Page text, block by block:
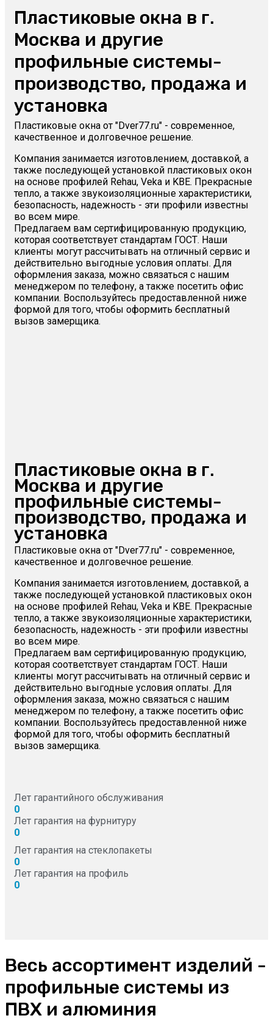
Пластиковые окна в г.
Москва и другие
профильные системы-
производство, продажа и
установка
Пластиковые окна от "Dver77.ru" - современное,
качественное и долговечное решение.
Компания занимается изготовлением, доставкой, а
также последующей установкой пластиковых окон
на основе профилей Rehau, Veka и KBE. Прекрасные
тепло, а также звукоизоляционные характеристики,
безопасность, надежность - эти профили известны
во всем мире.
Предлагаем вам сертифицированную продукцию,
которая соответствует стандартам ГОСТ. Наши
клиенты могут рассчитывать на отличный сервис и
действительно выгодные условия оплаты. Для
оформления заказа, можно связаться с нашим
менеджером по телефону, а также посетить офис
компании. Воспользуйтесь предоставленной ниже
формой для того, чтобы оформить бесплатный
вызов замерщика.
Пластиковые окна в г.
Москва и другие
профильные системы-
производство, продажа и
установка
Пластиковые окна от "Dver77.ru" - современное,
качественное и долговечное решение.
Компания занимается изготовлением, доставкой, а
также последующей установкой пластиковых окон
на основе профилей Rehau, Veka и KBE. Прекрасные
тепло, а также звукоизоляционные характеристики,
безопасность, надежность - эти профили известны
во всем мире.
Предлагаем вам сертифицированную продукцию,
которая соответствует стандартам ГОСТ. Наши
клиенты могут рассчитывать на отличный сервис и
действительно выгодные условия оплаты. Для
оформления заказа, можно связаться с нашим
менеджером по телефону, а также посетить офис
компании. Воспользуйтесь предоставленной ниже
формой для того, чтобы оформить бесплатный
вызов замерщика.
Лет гарантийного обслуживания
0
Лет гарантия на фурнитуру
0
Лет гарантия на стеклопакеты
0
Лет гарантия на профиль
0
Весь ассортимент изделий -
профильные системы из
ПВХ и алюминия